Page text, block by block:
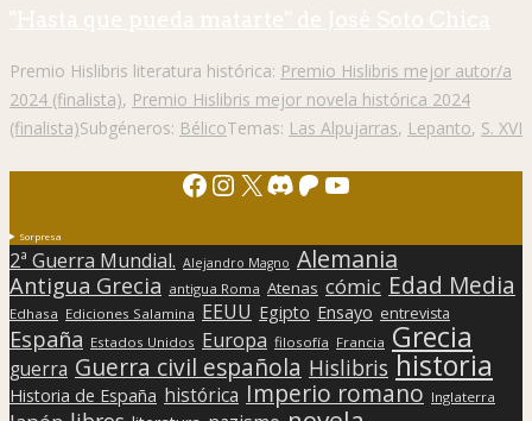
"Hasta que pueda matarte" de José Soto Chica
Premio Hislibris literatura histórica: Premio Hislibris mejor autor/a
2024 (finalista), Premio Hislibris mejor novela histórica 2024
(finalista)Subgéneros: BélicoTemas: Las Alpujarras, Lepanto, S. XVI
Facebook
Instagram
X Discord
Patreon
YouTube
Sorpresa
2ª Guerra Mundial. Alejandro Magno Alemania
Antigua Grecia antigua Roma Atenas cómic Edad Media
Edhasa Ediciones Salamina EEUU Egipto Ensayo entrevista
España Estados Unidos Europa filosofía Francia Grecia
guerra Guerra civil española Hislibris historia
Historia de España histórica Imperio romano Inglaterra